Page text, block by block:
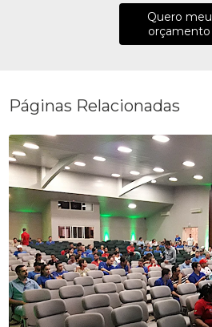
Quero meu
orçamento
Páginas Relacionadas